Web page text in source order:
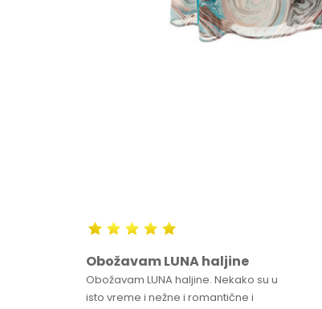
Obožavam LUNA haljine
Obožavam LUNA haljine. Nekako su u
isto vreme i nežne i romantične i